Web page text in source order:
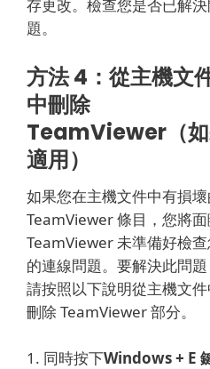
存更改。 檢查您是否已解決
題。
方法 4：從主機文
中刪除
TeamViewer（
適用）
如果您在主機文件中有損
TeamViewer 條目，您將面
TeamViewer 未準備好檢查
的連線問題。 要解決此問題
請按照以下說明從主機文件
刪除 TeamViewer 部分。
1. 同時按下Windows + E